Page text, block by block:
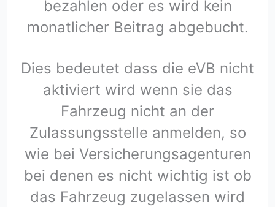
bezahlen oder es wird kein
monatlicher Beitrag abgebucht.
Dies bedeutet dass die eVB nicht
aktiviert wird wenn sie das
Fahrzeug nicht an der
Zulassungsstelle anmelden, so
wie bei Versicherungsagenturen
bei denen es nicht wichtig ist ob
das Fahrzeug zugelassen wird